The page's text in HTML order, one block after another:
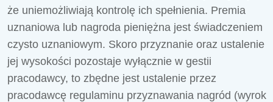
że uniemożliwiają kontrolę ich spełnienia. Premia
uznaniowa lub nagroda pieniężna jest świadczeniem
czysto uznaniowym. Skoro przyznanie oraz ustalenie
jej wysokości pozostaje wyłącznie w gestii
pracodawcy, to zbędne jest ustalenie przez
pracodawcę regulaminu przyznawania nagród (wyrok